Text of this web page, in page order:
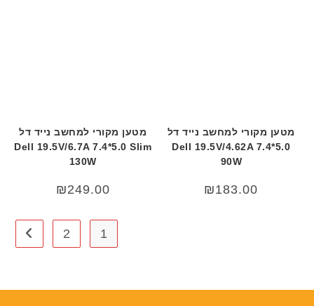
מטען מקורי למחשב נייד דל
Dell 19.5V/4.62A 7.4*5.0
90W
₪183.00
מטען מקורי למחשב נייד דל
Dell 19.5V/6.7A 7.4*5.0 Slim
130W
₪249.00
1
2